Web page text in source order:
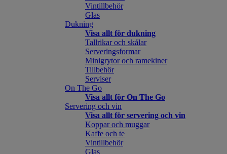
Vintillbehör
Glas
Dukning
Visa allt för dukning
Tallrikar och skålar
Serveringsformar
Minigrytor och ramekiner
Tillbehör
Serviser
On The Go
Visa allt för On The Go
Servering och vin
Visa allt för servering och vin
Koppar och muggar
Kaffe och te
Vintillbehör
Glas